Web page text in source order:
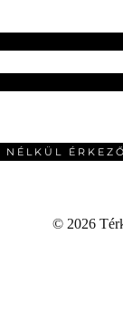
NÉLKÜL
© 2026